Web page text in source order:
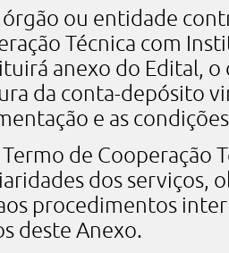
órgão ou entidade
Técnica com
anexo do Edital,
da conta-depósito
e as
de Cooperação
dos serviços,
procedimentos
deste Anexo.